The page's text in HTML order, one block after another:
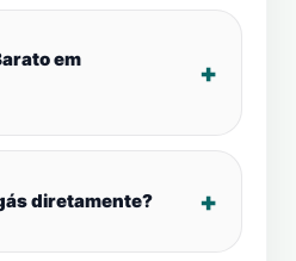
em
diretamente?